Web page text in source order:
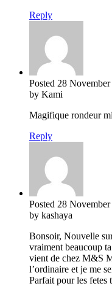
Reply
Posted 28
by Kami
Magifique rondeur
Reply
Posted 28
by kashaya
Bonsoir, Nouvelle
vraiment beaucoup
vient de chez M&S
l’ordinaire et je me
Parfait pour les fetes